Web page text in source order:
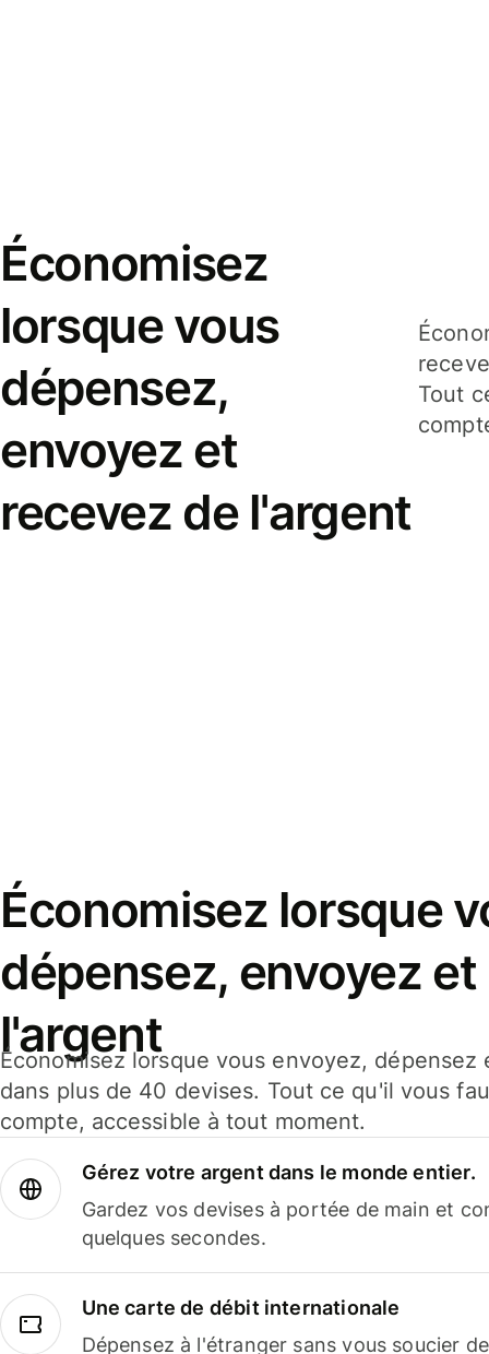
Économisez
lorsque vous
dépensez,
envoyez et
recevez de l'argent
Tout
Économisez lorsque
dépensez, envoyez
l'argent
Économisez lorsque vous envoyez,
dans plus de 40 devises. Tout ce qu'il vous
compte, accessible à tout moment.
Gérez votre argent dans le monde entier.
Gardez vos devises à portée de main et
quelques secondes.
Une carte de débit internationale
Dépensez à l'étranger sans vous soucier